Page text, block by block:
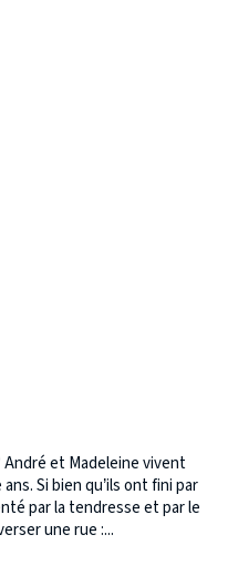
André et Madeleine vivent
Si bien qu’ils ont fini par
par la tendresse et par le
une rue :...